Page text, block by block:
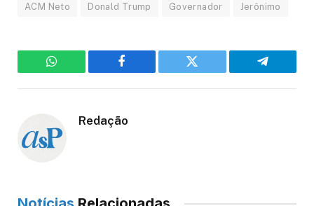
ACM Neto Donald Trump Governador Jerônimo
WhatsApp Facebook Twitter Telegram
Redação